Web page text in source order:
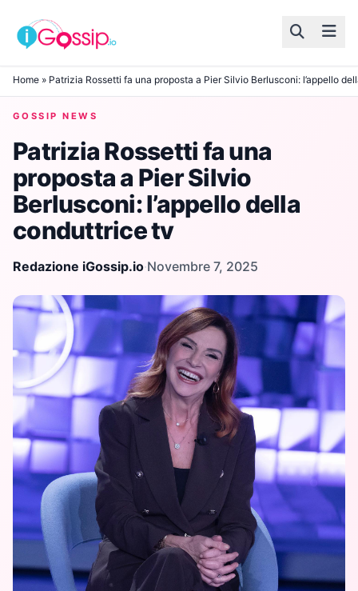
Skip to content
Home » Patrizia Rossetti fa una proposta a Pier Silvio Berlusconi: l’appello
GOSSIP NEWS
Patrizia Rossetti fa una
proposta a Pier Silvio
Berlusconi: l’appello della
conduttrice tv
Redazione iGossip.io·Novembre 7, 2025